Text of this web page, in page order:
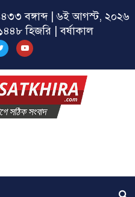
বঙ্গাব্দ | ৬ই আগস্ট, ২০২৬
হিজরি | বর্ষাকাল